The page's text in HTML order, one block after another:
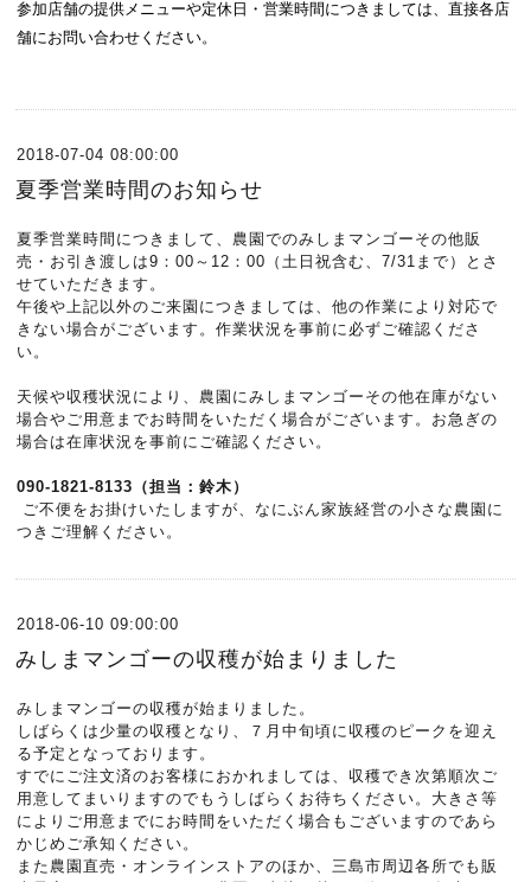
参加店舗の提供メニューや定休日・営業時間につきましては、直接各店
舗にお問い合わせください。
2018-07-04 08:00:00
夏季営業時間のお知らせ
夏季営業時間につきまして、農園でのみしまマンゴーその他販
売・お引き渡しは9：00～12：00（土日祝含む、7/31まで）とさ
せていただきます。
午後や上記以外のご来園につきましては、他の作業により対応で
きない場合がございます。作業状況を事前に必ずご確認くださ
い。
天候や収穫状況により、農園にみしまマンゴーその他在庫がない
場合やご用意までお時間をいただく場合がございます。お急ぎの
場合は在庫状況を事前にご確認ください。
090-1821-8133（担当：鈴木）
ご不便をお掛けいたしますが、なにぶん家族経営の小さな農園に
つきご理解ください。
2018-06-10 09:00:00
みしまマンゴーの収穫が始まりました
みしまマンゴーの収穫が始まりました。
しばらくは少量の収穫となり、７月中旬頃に収穫のピークを迎え
る予定となっております。
すでにご注文済のお客様におかれましては、収穫でき次第順次ご
用意してまいりますのでもうしばらくお待ちください。大きさ等
によりご用意までにお時間をいただく場合もございますのであら
かじめご承知ください。
また農園直売・オンラインストアのほか、三島市周辺各所でも販